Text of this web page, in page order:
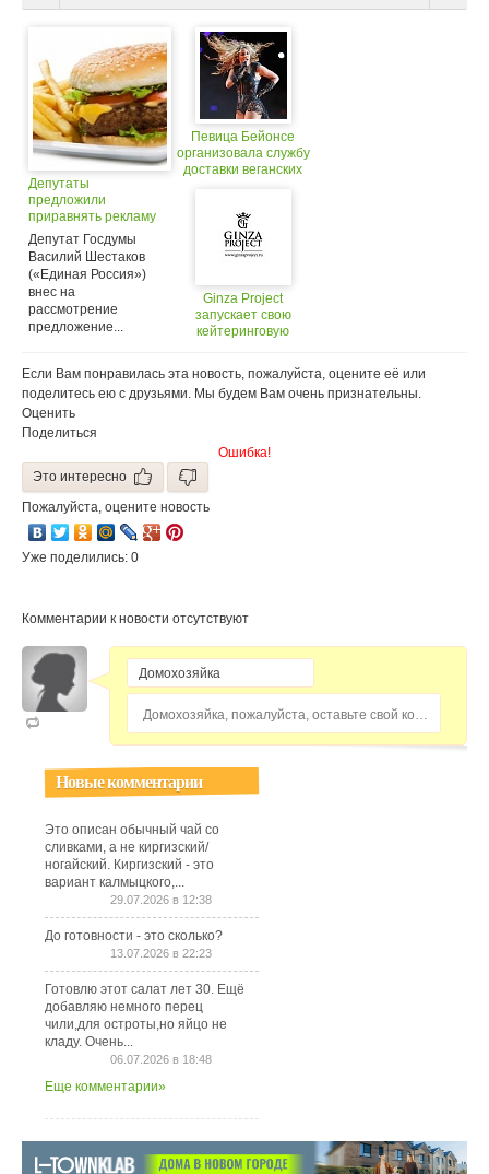
Депутаты
предложили
приравнять рекламу
фастфуда к рекламе
алкоголя
Депутат Госдумы
Василий Шестаков
(«Единая Россия»)
внес на
рассмотрение
предложение...
Певица Бейонсе
организовала службу
доставки веганских
Ginza Project
запускает свою
кейтеринговую
Если Вам понравилась эта новость, пожалуйста, оцените её или
поделитесь ею с друзьями. Мы будем Вам очень признательны.
Оценить
Поделиться
Ошибка!
Это интересно
Пожалуйста, оцените новость
Уже поделились: 0
Комментарии к новости отсутствуют
Домохозяйка, пожалуйста, оставьте свой комментарий...
Новые комментарии
Это описан обычный чай со
сливками, а не киргизский/
ногайский. Киргизский - это
вариант калмыцкого,...
29.07.2026 в 12:38
До готовности - это сколько?
13.07.2026 в 22:23
Готовлю этот салат лет 30. Ещё
добавляю немного перец
чили,для остроты,но яйцо не
кладу. Очень...
06.07.2026 в 18:48
Еще комментарии»